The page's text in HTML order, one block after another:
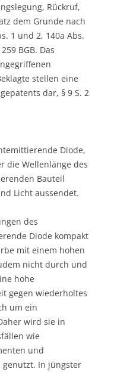
Rückruf,
dem Grunde nach
1 und 2, 140a Abs.
BGB. Das
stellen eine
dar, § 9 S. 2
Diode,
die Wellenlänge des
Bauteil
Licht aussendet.
des
Diode kompakt
mit einem hohen
nicht durch und
hohe
gegen wiederholtes
um ein
wird sie in
wie
und
In jüngster